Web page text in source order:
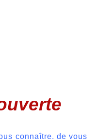
connaître, de vous